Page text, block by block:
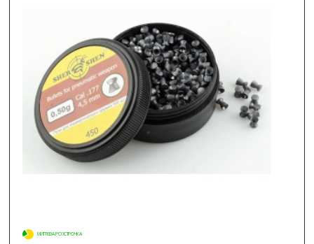
МИТТЄВА РОЗСТРОЧКА